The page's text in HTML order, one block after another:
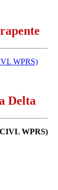
WPRS)
Delta
WPRS)